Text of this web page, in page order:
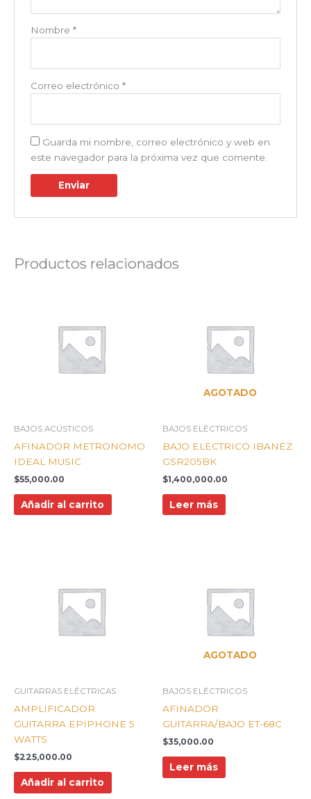
Nombre *
Correo electrónico *
Guarda mi nombre, correo electrónico y web en
este navegador para la próxima vez que comente.
Productos relacionados
BAJOS ACÚSTICOS
AFINADOR METRONOMO
IDEAL MUSIC
$55,000.00
Añadir al carrito
AGOTADO
BAJOS ELÉCTRICOS
BAJO ELECTRICO IBANEZ
GSR205BK
$1,400,000.00
Leer más
GUITARRAS ELÉCTRICAS
AMPLIFICADOR
GUITARRA EPIPHONE 5
WATTS
$225,000.00
Añadir al carrito
AGOTADO
BAJOS ELÉCTRICOS
AFINADOR
GUITARRA/BAJO ET-68C
$35,000.00
Leer más